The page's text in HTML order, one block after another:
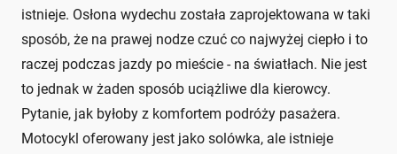
istnieje. Osłona wydechu została zaprojektowana w taki
sposób, że na prawej nodze czuć co najwyżej ciepło i to
raczej podczas jazdy po mieście - na światłach. Nie jest
to jednak w żaden sposób uciążliwe dla kierowcy.
Pytanie, jak byłoby z komfortem podróży pasażera.
Motocykl oferowany jest jako solówka, ale istnieje